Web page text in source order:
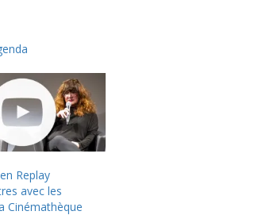
Replay
avec les
Cinémathèque